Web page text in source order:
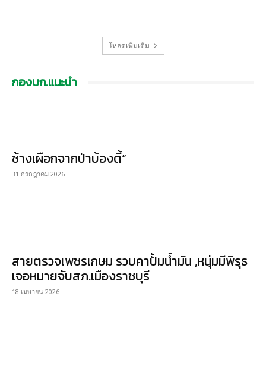
โหลดเพิ่มเติม
กองบก.แนะนำ
ช้างเผือกจากป่าบ้องตี้”
31 กรกฎาคม 2026
สายตรวจเพชรเกษม รวบคาปั้มน้ำมัน ,หนุ่มมีพิรุธ
เจอหมายจับสภ.เมืองราชบุรี
18 เมษายน 2026